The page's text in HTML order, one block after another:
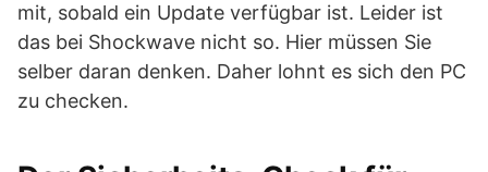
mit, sobald ein Update verfügbar ist. Leider ist
das bei Shockwave nicht so. Hier müssen Sie
selber daran denken. Daher lohnt es sich den PC
zu checken.